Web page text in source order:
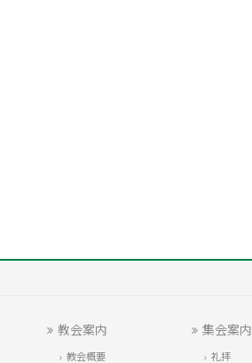
教会案内
教会概要
集会案内
礼拝